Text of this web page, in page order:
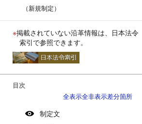
（新規制定）
※掲載されていない沿革情報は、日本法令
索引で参照できます。
目次
全表示全非表示差分箇所
制定文